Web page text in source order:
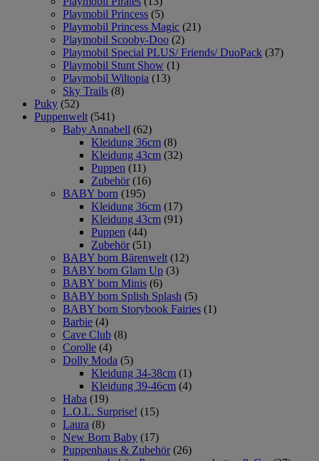
Playmobil Princess (5)
Playmobil Princess Magic (21)
Playmobil Scooby-Doo (2)
Playmobil Special PLUS/ Friends/ DuoPack (37)
Playmobil Stunt Show (1)
Playmobil Wiltopia (13)
Sky Trails (8)
Puky (52)
Puppenwelt (541)
Baby Annabell (62)
Kleidung 36cm (8)
Kleidung 43cm (32)
Puppen (11)
Zubehör (16)
BABY born (195)
Kleidung 36cm (17)
Kleidung 43cm (91)
Puppen (44)
Zubehör (51)
BABY born Bärenwelt (12)
BABY born Glam Up (3)
BABY born Minis (6)
BABY born Splish Splash (5)
BABY born Storybook Fairies (1)
Barbie (4)
Cave Club (8)
Corolle (4)
Dolly Moda (5)
Kleidung 34-38cm (1)
Kleidung 39-46cm (4)
Haba (19)
L.O.L. Surprise! (15)
Laura (8)
New Born Baby (17)
Puppenhaus & Zubehör (26)